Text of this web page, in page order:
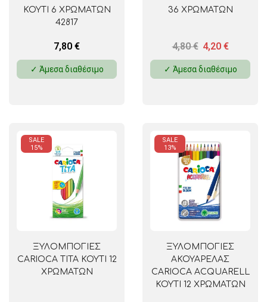
ΚΟΥΤΙ 6 ΧΡΩΜΑΤΩΝ
42817
7,80 €
✓ Άμεσα διαθέσιμο
36 ΧΡΩΜΑΤΩΝ
4,80€ 4,20 €
✓ Άμεσα διαθέσιμο
SALE
15%
ΞΥΛΟΜΠΟΓΙΕΣ
CARIOCA TITA ΚΟΥΤΙ 12
ΧΡΩΜΑΤΩΝ
SALE
13%
ΞΥΛΟΜΠΟΓΙΕΣ
ΑΚΟΥΑΡΕΛΑΣ
CARIOCA ACQUARELL
ΚΟΥΤΙ 12 ΧΡΩΜΑΤΩΝ